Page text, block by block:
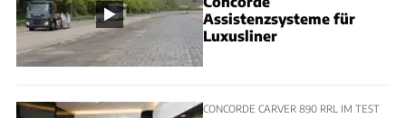
Assistenzsysteme für
Luxusliner
CONCORDE CARVER 890 RRL IM TEST